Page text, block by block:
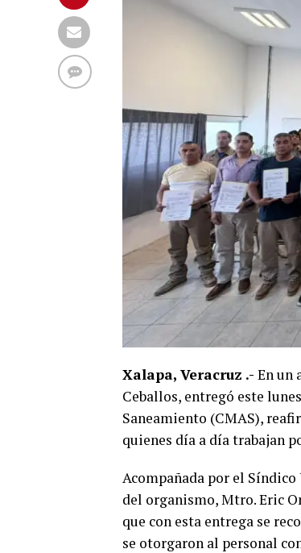
Xalapa, Veracruz .- En un
Ceballos, entregó este
Saneamiento (CMAS),
quienes día a día trabajan
Acompañada por el
del organismo, Mtro. Eric
que con esta entrega se
se otorgaron al personal